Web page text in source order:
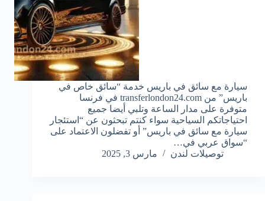
سيارة مع سائق في باريس خدمة “سائق خاص في
باريس” من transferlondon24.com في فرنسا
متوفرة على مدار الساعة وتلبي أيضا جميع
احتياجاتكم السياحية سواء كنتم تبحثون عن “استئجار
سيارة مع سائق في باريس” أو تفضلون الاعتماد على
“سواق عربي في…
توصيلات لندن
مارس 3, 2025